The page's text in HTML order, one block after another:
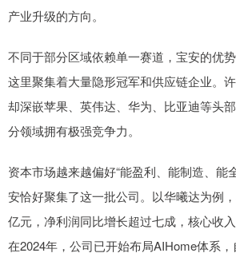
产业升级的方向。
不同于部分区域依赖单一赛道，宝安的优势
这里聚集着大量隐形冠军和供应链企业。许
却深嵌苹果、英伟达、华为、比亚迪等头
分领域拥有极强竞争力。
资本市场越来越偏好“能盈利、能制造、能
安恰好聚集了这一批公司。以华曦达为例
亿元，净利润同比增长超过七成，核心收
在2024年，公司已开始布局AIHome体系，